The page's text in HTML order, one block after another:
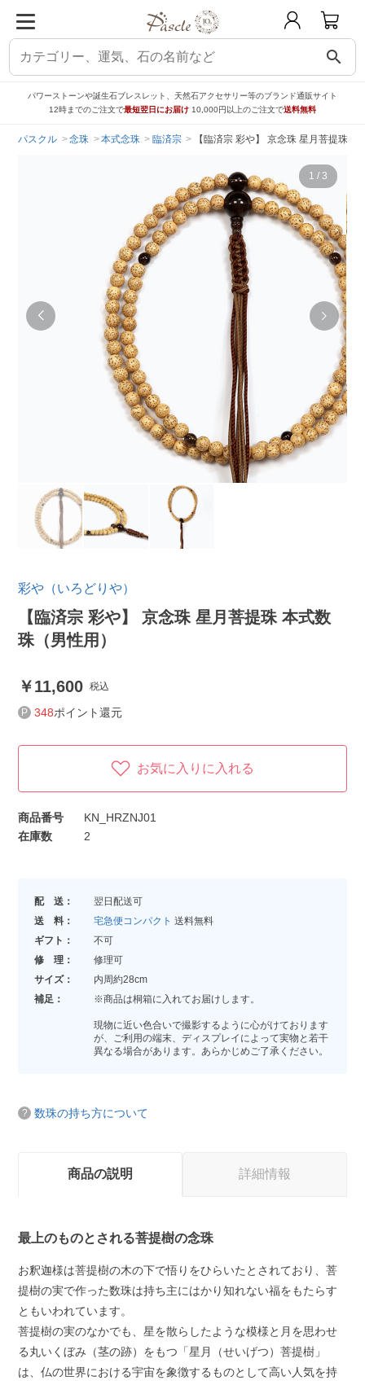
search
パワーストーンや誕生石ブレスレット、天然石アクセサリー等のブランド通販サイト
12時までのご注文で最短翌日にお届け 10,000円以上のご注文で送料無料
パスクル 念珠 本式念珠 臨済宗 【臨済宗 彩や】 京念珠 星月菩提珠
1 / 3
彩や（いろどりや）
【臨済宗 彩や】 京念珠 星月菩提珠 本式数
珠（男性用）
11,600 税込
348ポイント還元
お気に入りに入れる
商品番号
KN_HRZNJ01
在庫数
2
配 送：
翌日配送可
送 料：
宅急便コンパクト 送料無料
ギフト：
不可
修 理：
修理可
サイズ：
内周約28cm
補足：
※商品は桐箱に入れてお届けします。
現物に近い色合いで撮影するように心がけております
が、ご利用の端末、ディスプレイによって実物と若干
異なる場合があります。あらかじめご了承ください。
数珠の持ち方について
商品の説明 詳細情報
最上のものとされる菩提樹の念珠
お釈迦様は菩提樹の木の下で悟りをひらいたとされており、菩
提樹の実で作った数珠は持ち主にはかり知れない福をもたらす
ともいわれています。
菩提樹の実のなかでも、星を散らしたような模様と月を思わせ
る丸いくぼみ（茎の跡）をもつ「星月（せいげつ）菩提樹」
は、仏の世界における宇宙を象徴するものとして高い人気を持